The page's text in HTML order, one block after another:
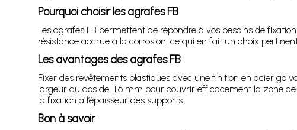
Pourquoi choisir les agrafes FB
Les agrafes FB permettent de répondre à vos besoins de
résistance accrue à la corrosion, ce qui en fait un choix
Les avantages des agrafes FB
Fixer des revêtements plastiques avec une finition en acier
largeur du dos de 11,6 mm pour couvrir efficacement la zone
la fixation à l’épaisseur des supports.
Bon à savoir